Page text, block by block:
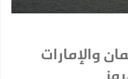
والإمارات